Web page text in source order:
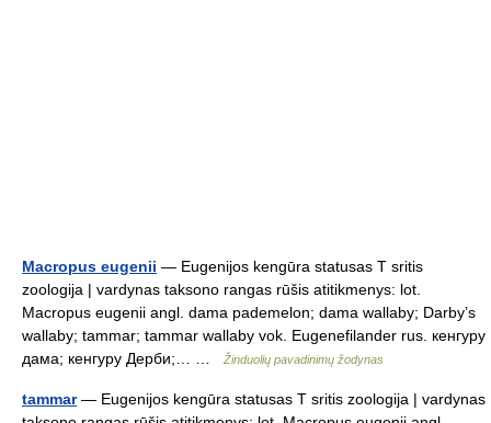
Macropus eugenii — Eugenijos kengūra statusas T sritis
zoologija | vardynas taksono rangas rūšis atitikmenys: lot.
Macropus eugenii angl. dama pademelon; dama wallaby; Darby’s
wallaby; tammar; tammar wallaby vok. Eugenefilander rus. кенгуру
дама; кенгуру Дерби;… …
Žinduolių pavadinimų žodynas
tammar— Eugenijos kengūra statusas T sritis zoologija | vardynas